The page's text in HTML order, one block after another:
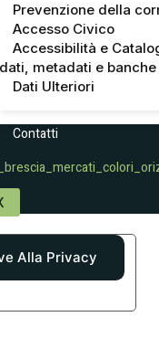
Prevenzione della
Accesso Civico
Accessibilità e
dati, metadati e
Dati Ulteriori
Contatti
S.p.A. – Partita IVA
Alla Privacy